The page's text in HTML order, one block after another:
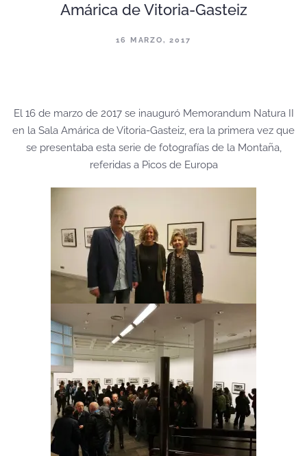
Amárica de Vitoria-Gasteiz
16 MARZO, 2017
El 16 de marzo de 2017 se inauguró Memorandum Natura II
en la Sala Amárica de Vitoria-Gasteiz, era la primera vez que
se presentaba esta serie de fotografías de la Montaña,
referidas a Picos de Europa